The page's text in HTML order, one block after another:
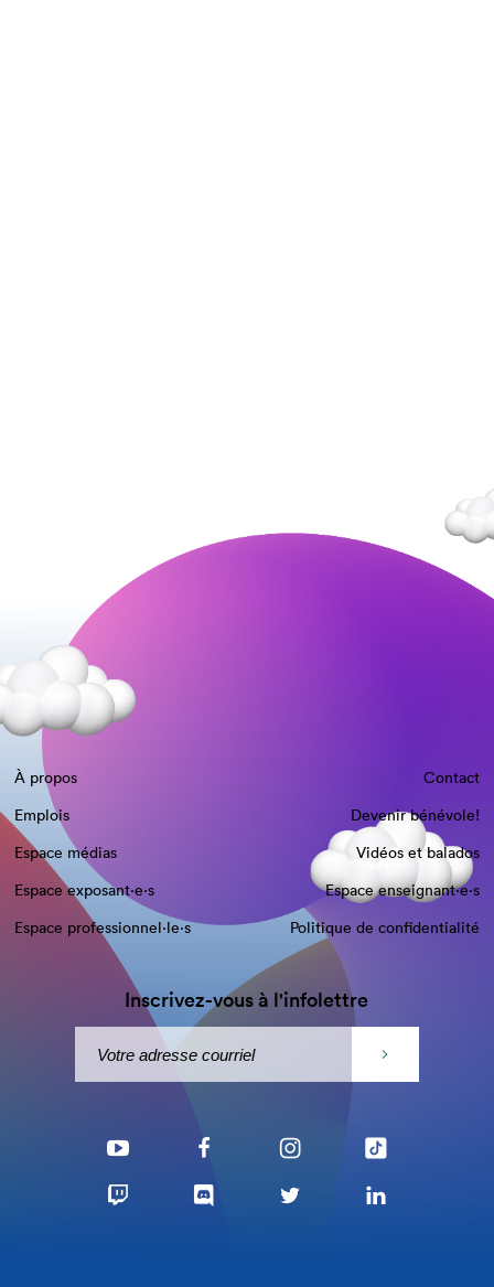
À propos
Contact
Emplois
Devenir bénévole!
Espace médias
Vidéos et balados
Espace exposant·e⋅s
Espace enseignant·e⋅s
Espace professionnel·le⋅s
Politique de confidentialité
Inscrivez-vous à l'infolettre